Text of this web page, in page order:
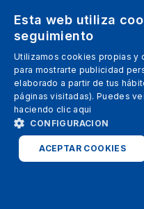
Esta web utiliza
seguimiento
Utilizamos cookies propias y
para mostrarte publicidad
elaborado a partir de tus
páginas visitadas). Puedes
haciendo clic aqui
CONFIGURACION
ACEPTAR COOKIES